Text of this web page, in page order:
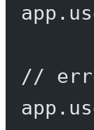
app.
//
app.